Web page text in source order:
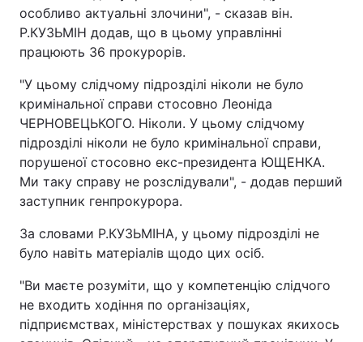
особливо актуальні злочини", - сказав він.
Р.КУЗЬМІН додав, що в цьому управлінні
працюють 36 прокурорів.
"У цьому слідчому підрозділі ніколи не було
кримінальної справи стосовно Леоніда
ЧЕРНОВЕЦЬКОГО. Ніколи. У цьому слідчому
підрозділі ніколи не було кримінальної справи,
порушеної стосовно екс-президента ЮЩЕНКА.
Ми таку справу не розслідували", - додав перший
заступник генпрокурора.
За словами Р.КУЗЬМІНА, у цьому підрозділі не
було навіть матеріалів щодо цих осіб.
"Ви маєте розуміти, що у компетенцію слідчого
не входить ходіння по організаціях,
підприємствах, міністерствах у пошуках якихось